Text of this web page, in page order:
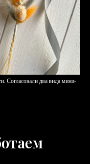
Согласовали два вида мини-